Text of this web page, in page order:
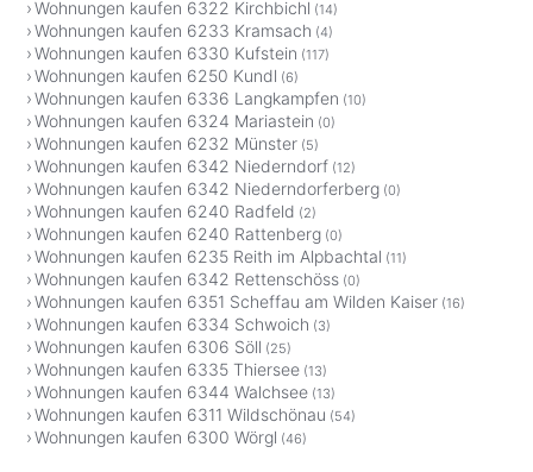
Wohnungen kaufen 6322 Kirchbichl (14)
Wohnungen kaufen 6233 Kramsach (4)
Wohnungen kaufen 6330 Kufstein (117)
Wohnungen kaufen 6250 Kundl (6)
Wohnungen kaufen 6336 Langkampfen (10)
Wohnungen kaufen 6324 Mariastein (0)
Wohnungen kaufen 6232 Münster (5)
Wohnungen kaufen 6342 Niederndorf (12)
Wohnungen kaufen 6342 Niederndorferberg (0)
Wohnungen kaufen 6240 Radfeld (2)
Wohnungen kaufen 6240 Rattenberg (0)
Wohnungen kaufen 6235 Reith im Alpbachtal (11)
Wohnungen kaufen 6342 Rettenschöss (0)
Wohnungen kaufen 6351 Scheffau am Wilden Kaiser (16)
Wohnungen kaufen 6334 Schwoich (3)
Wohnungen kaufen 6306 Söll (25)
Wohnungen kaufen 6335 Thiersee (13)
Wohnungen kaufen 6344 Walchsee (13)
Wohnungen kaufen 6311 Wildschönau (54)
Wohnungen kaufen 6300 Wörgl (46)